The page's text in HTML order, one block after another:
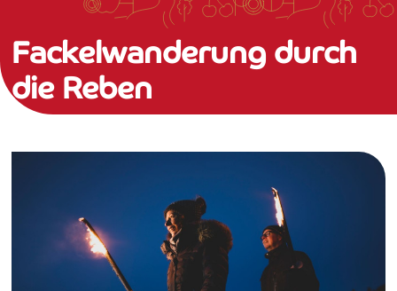
Fackelwanderung durch
die Reben